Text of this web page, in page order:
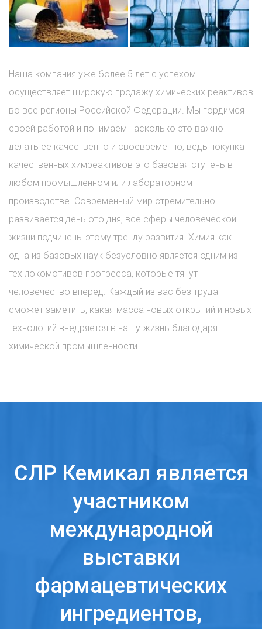
Наша компания уже более 5 лет с успехом
осуществляет широкую продажу химических реактивов
во все регионы Российской Федерации. Мы гордимся
своей работой и понимаем насколько это важно
делать ее качественно и своевременно, ведь покупка
качественных химреактивов это базовая ступень в
любом промышленном или лабораторном
производстве. Современный мир стремительно
развивается день ото дня, все сферы человеческой
жизни подчинены этому тренду развития. Химия как
одна из базовых наук безусловно является одним из
тех локомотивов прогресса, которые тянут
человечество вперед. Каждый из вас без труда
сможет заметить, какая масса новых открытий и новых
технологий внедряется в нашу жизнь благодаря
химической промышленности.
СЛР Кемикал является
участником
международной
выставки
фармацевтических
ингредиентов,